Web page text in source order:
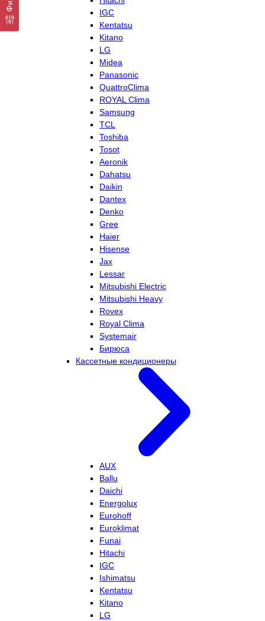
IGC
Kentatsu
Kitano
LG
Midea
Panasonic
QuattroClima
ROYAL Clima
Samsung
TCL
Toshiba
Tosot
Aeronik
Dahatsu
Daikin
Dantex
Denko
Gree
Haier
Hisense
Jax
Lessar
Mitsubishi Electric
Mitsubishi Heavy
Rovex
Royal Clima
Systemair
Бирюса
Кассетные кондиционеры
AUX
Ballu
Daichi
Energolux
Eurohoff
Euroklimat
Funai
Hitachi
IGC
Ishimatsu
Kentatsu
Kitano
LG